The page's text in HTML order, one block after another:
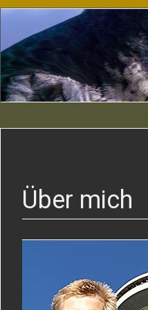
Über mich